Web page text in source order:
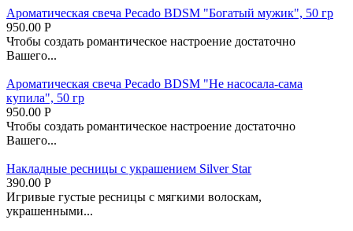
Ароматическая свеча Pecado BDSM "Богатый мужик", 50 гр
950.00 Р
Чтобы создать романтическое настроение достаточно
Вашего...
Ароматическая свеча Pecado BDSM "Не насосала-сама
купила", 50 гр
950.00 Р
Чтобы создать романтическое настроение достаточно
Вашего...
Накладные ресницы с украшением Silver Star
390.00 Р
Игривые густые ресницы с мягкими волоскам,
украшенными...